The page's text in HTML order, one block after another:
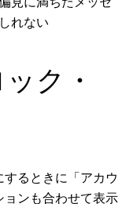
れない
ク・
るときに「アカウ
ョンも合わせて表示